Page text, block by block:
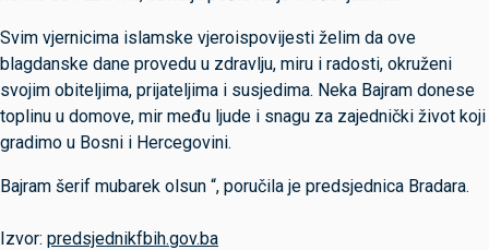
Svim vjernicima islamske vjeroispovijesti želim da ove
blagdanske dane provedu u zdravlju, miru i radosti, okruženi
svojim obiteljima, prijateljima i susjedima. Neka Bajram donese
toplinu u domove, mir među ljude i snagu za zajednički život koji
gradimo u Bosni i Hercegovini.
Bajram šerif mubarek olsun “, poručila je predsjednica Bradara.
Izvor: predsjednikfbih.gov.ba